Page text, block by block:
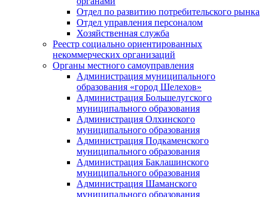
Отдел по развитию потребительского рынка
Отдел управления персоналом
Хозяйственная служба
Реестр социально ориентированных
некоммерческих организаций
Органы местного самоуправления
Администрация муниципального
образования «город Шелехов»
Администрация Большелугского
муниципального образования
Администрация Олхинского
муниципального образования
Администрация Подкаменского
муниципального образования
Администрация Баклашинского
муниципального образования
Администрация Шаманского
муниципального образования